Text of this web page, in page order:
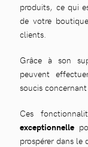
produits, ce qui
de votre
clients.
Grâce à son
peuvent
soucis
Ces
exceptionnelle
prospérer dans le